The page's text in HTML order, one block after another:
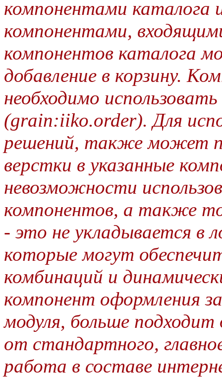
компонентами каталога
компонентами,
компонентов каталога
добавление в корзину.
необходимо
(grain:iiko.order). Для
решений, также может
верстки в указанные
невозможности
компонентов, а также
- это не укладывается в
которые могут
комбинаций и
компонент оформления
модуля, больше
от стандартного,
работа в составе